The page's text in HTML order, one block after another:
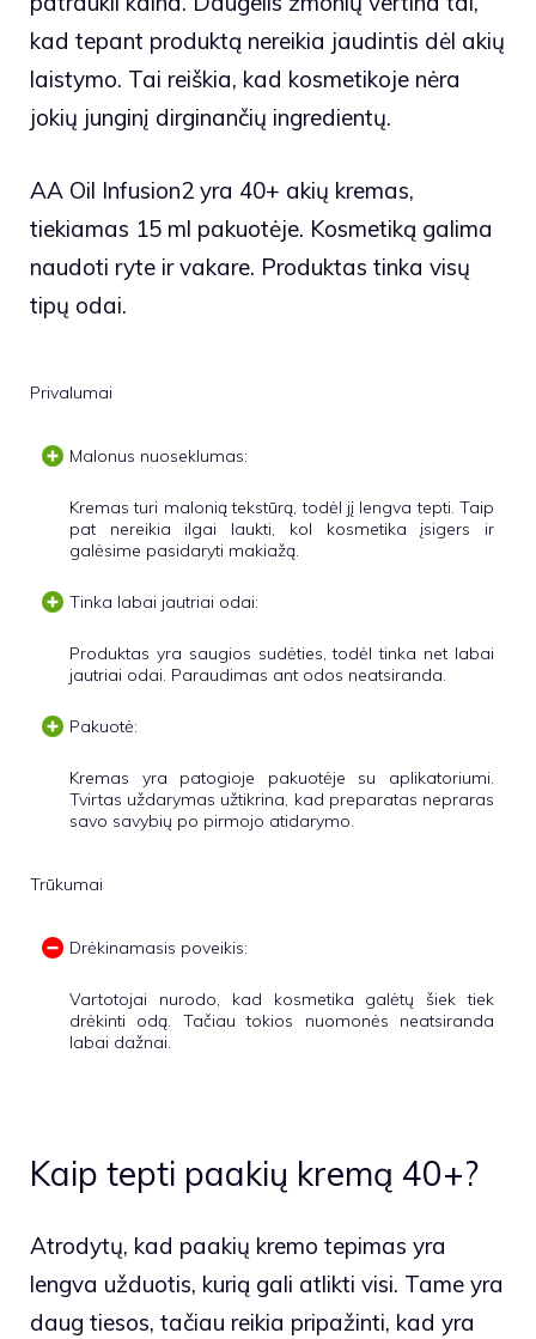
kad tepant produktą nereikia jaudintis dėl akių
laistymo. Tai reiškia, kad kosmetikoje nėra
jokių junginį dirginančių ingredientų.
AA Oil Infusion2 yra 40+ akių kremas,
tiekiamas 15 ml pakuotėje. Kosmetiką galima
naudoti ryte ir vakare. Produktas tinka visų
tipų odai.
Privalumai
Malonus nuoseklumas:
Kremas turi malonią tekstūrą, todėl jį lengva tepti. Taip
pat nereikia ilgai laukti, kol kosmetika įsigers ir
galėsime pasidaryti makiažą.
Tinka labai jautriai odai:
Produktas yra saugios sudėties, todėl tinka net labai
jautriai odai. Paraudimas ant odos neatsiranda.
Pakuotė:
Kremas yra patogioje pakuotėje su aplikatoriumi.
Tvirtas uždarymas užtikrina, kad preparatas nepraras
savo savybių po pirmojo atidarymo.
Trūkumai
Drėkinamasis poveikis:
Vartotojai nurodo, kad kosmetika galėtų šiek tiek
drėkinti odą. Tačiau tokios nuomonės neatsiranda
labai dažnai.
Kaip tepti paakių kremą 40+?
Atrodytų, kad paakių kremo tepimas yra
lengva užduotis, kurią gali atlikti visi. Tame yra
daug tiesos, tačiau reikia pripažinti, kad yra